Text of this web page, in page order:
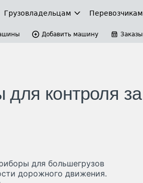
Грузовладельцам Перевозчикам
Добавить машину Заказы
для контроля за
для большегрузов
дорожного движения.